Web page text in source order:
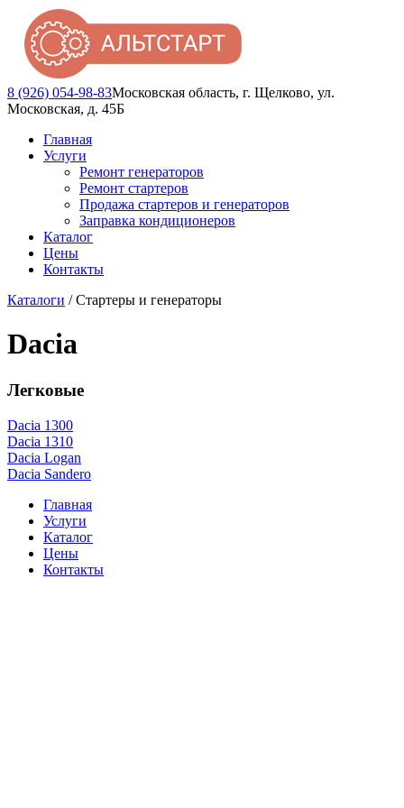
8 (926) 054-98-83Московская область, г. Щелково, ул.
Московская, д. 45Б
Главная
Услуги
Ремонт генераторов
Ремонт стартеров
Продажа стартеров и генераторов
Заправка кондиционеров
Каталог
Цены
Контакты
Каталоги / Стартеры и генераторы
Dacia
Легковые
Dacia 1300
Dacia 1310
Dacia Logan
Dacia Sandero
Главная
Услуги
Каталог
Цены
Контакты